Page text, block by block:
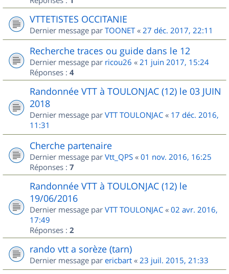
VTTETISTES OCCITANIE
Dernier message par TOONET« 27 déc. 2017, 22:11
Recherche traces ou guide dans le 12
Dernier message par ricou26 « 21 juin 2017, 15:24
Réponses : 4
Randonnée VTT à TOULONJAC (12) le 03 JUIN
2018
Dernier message par VTT TOULONJAC « 17 déc. 2016,
11:31
Cherche partenaire
Dernier message par Vtt_QPS « 01 nov. 2016, 16:25
Réponses : 7
Randonnée VTT à TOULONJAC (12) le
19/06/2016
Dernier message par VTT TOULONJAC « 02 avr. 2016,
17:49
Réponses : 2
rando vtt a sorèze (tarn)
Dernier message par ericbart « 23 juil. 2015, 21:33